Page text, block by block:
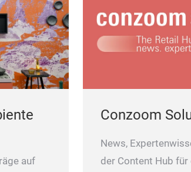
auf
Conzoom
News,
der Content Hub für